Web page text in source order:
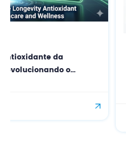
Informações do
Propriedades
betacaroteno